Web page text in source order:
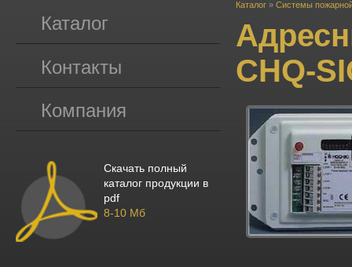
Каталог» Системы
CHQ-
Каталог
Контакты
Компания
Скачать полный
каталог продукции в
pdf
8-10 Мб